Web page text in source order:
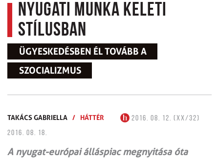
Nyugati munka keleti
stílusban
ÜGYESKEDÉSBEN ÉL TOVÁBB A
SZOCIALIZMUS
TAKÁCS GABRIELLA / HÁTTÉR
2016. 08. 12. (XX/32)
2016. 08. 18.
A nyugat-európai álláspiac megnyitása óta